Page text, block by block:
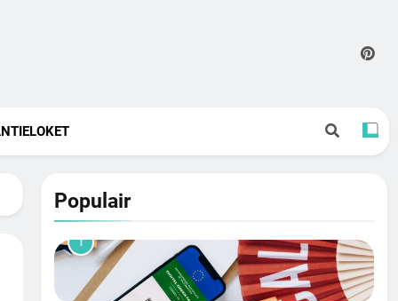
Populair
1